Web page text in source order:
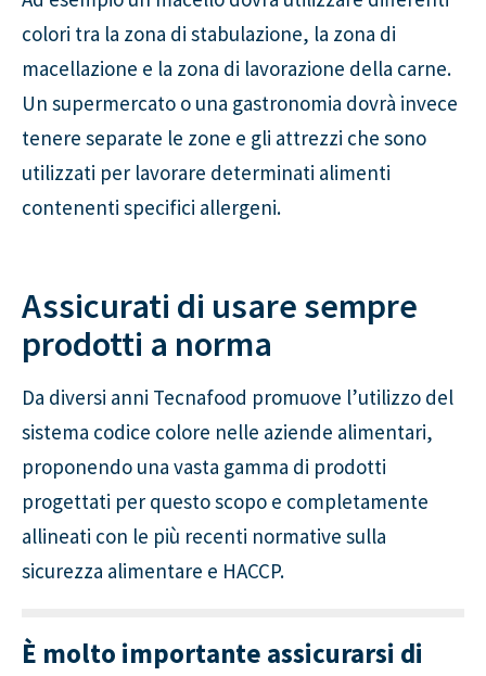
colori tra la zona di stabulazione, la zona di
macellazione e la zona di lavorazione della carne.
Un supermercato o una gastronomia dovrà invece
tenere separate le zone e gli attrezzi che sono
utilizzati per lavorare determinati alimenti
contenenti specifici allergeni.
Assicurati di usare sempre
prodotti a norma
Da diversi anni Tecnafood promuove l’utilizzo del
sistema codice colore nelle aziende alimentari,
proponendo una vasta gamma di prodotti
progettati per questo scopo e completamente
allineati con le più recenti normative sulla
sicurezza alimentare e HACCP.
È molto importante assicurarsi di